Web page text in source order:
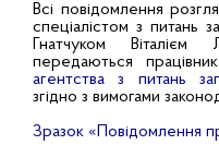
Всі повідомлення
спеціалістом з питань
Гнатчуком Віталієм
передаються
агентства з питань
згідно з вимогами
Зразок «Повідомлення